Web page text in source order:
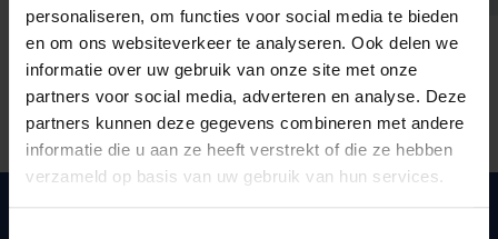
personaliseren, om functies voor social media te bieden
en om ons websiteverkeer te analyseren. Ook delen we
informatie over uw gebruik van onze site met onze
partners voor social media, adverteren en analyse. Deze
partners kunnen deze gegevens combineren met andere
informatie die u aan ze heeft verstrekt of die ze hebben
verzameld op basis van uw gebruik van hun services.